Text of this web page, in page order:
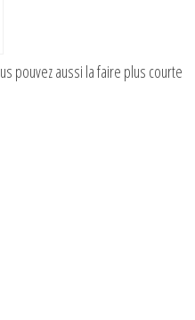
pouvez aussi la faire plus courte